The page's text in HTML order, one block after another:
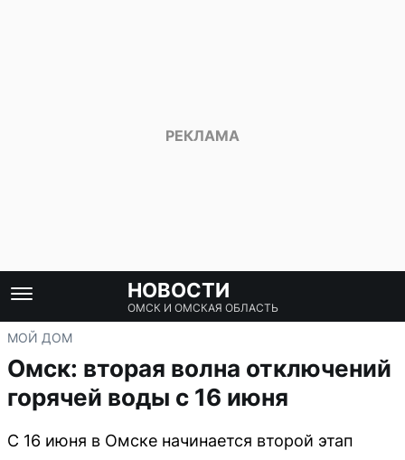
НОВОСТИ
ОМСК И ОМСКАЯ ОБЛАСТЬ
МОЙ ДОМ
Омск: вторая волна отключений
горячей воды с 16 июня
С 16 июня в Омске начинается второй этап